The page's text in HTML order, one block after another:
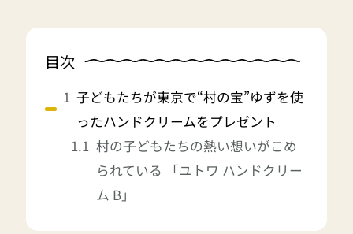
目次
子どもたちが東京で“村の宝”ゆずを使
ったハンドクリームをプレゼント
村の子どもたちの熱い想いがこめ
られている 「ユトワ ハンドクリー
ム B」